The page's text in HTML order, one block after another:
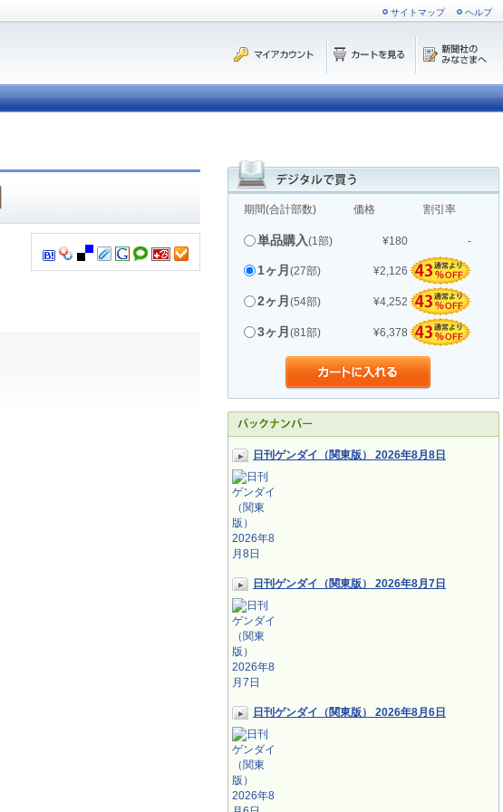
サイトマップ ヘルプ
期間(合計部数) 価格 割引率
単品購入(1部) ¥180 -
1ヶ月 (27部) ¥2,126
2ヶ月 (54部) ¥4,252
3ヶ月 (81部) ¥6,378
日刊ゲンダイ（関東版） 2026年8月8日
日刊ゲンダイ（関東版） 2026年8月7日
日刊ゲンダイ（関東版） 2026年8月6日